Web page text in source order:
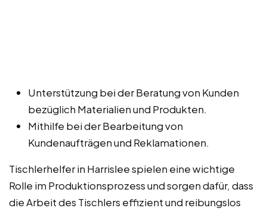
Unterstützung bei der Beratung von Kunden
bezüglich Materialien und Produkten.
Mithilfe bei der Bearbeitung von
Kundenaufträgen und Reklamationen.
Tischlerhelfer in Harrislee spielen eine wichtige
Rolle im Produktionsprozess und sorgen dafür, dass
die Arbeit des Tischlers effizient und reibungslos